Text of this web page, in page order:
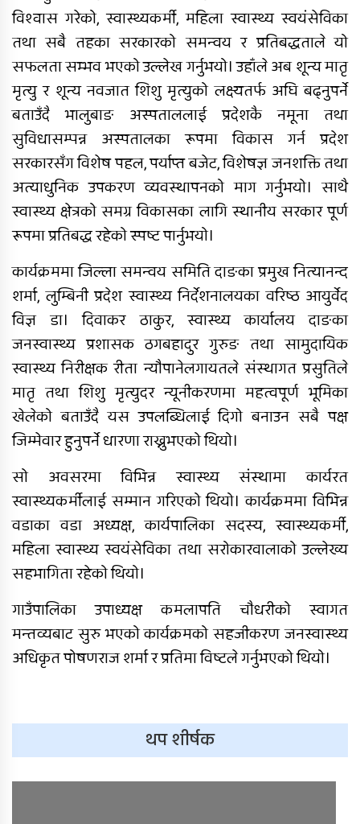
विश्वास गरेको, स्वास्थ्यकर्मी, महिला स्वास्थ्य स्वयंसेविका
तथा सबै तहका सरकारको समन्वय र प्रतिबद्धताले यो
सफलता सम्भव भएको उल्लेख गर्नुभयो। उहाँले अब शून्य मातृ
मृत्यु र शून्य नवजात शिशु मृत्युको लक्ष्यतर्फ अघि बढ्नुपर्ने
बताउँदै भालुबाङ अस्पताललाई प्रदेशकै नमूना तथा
सुविधासम्पन्न अस्पतालका रूपमा विकास गर्न प्रदेश
सरकारसँग विशेष पहल, पर्याप्त बजेट, विशेषज्ञ जनशक्ति तथा
अत्याधुनिक उपकरण व्यवस्थापनको माग गर्नुभयो। साथै
स्वास्थ्य क्षेत्रको समग्र विकासका लागि स्थानीय सरकार पूर्ण
रूपमा प्रतिबद्ध रहेको स्पष्ट पार्नुभयो।
कार्यक्रममा जिल्ला समन्वय समिति दाङका प्रमुख नित्यानन्द
शर्मा, लुम्बिनी प्रदेश स्वास्थ्य निर्देशनालयका वरिष्ठ आयुर्वेद
विज्ञ डा। दिवाकर ठाकुर, स्वास्थ्य कार्यालय दाङका
जनस्वास्थ्य प्रशासक ठगबहादुर गुरुङ तथा सामुदायिक
स्वास्थ्य निरीक्षक रीता न्यौपानेलगायतले संस्थागत प्रसुतिले
मातृ तथा शिशु मृत्युदर न्यूनीकरणमा महत्वपूर्ण भूमिका
खेलेको बताउँदै यस उपलब्धिलाई दिगो बनाउन सबै पक्ष
जिम्मेवार हुनुपर्ने धारणा राख्नुभएको थियो।
सो अवसरमा विभिन्न स्वास्थ्य संस्थामा कार्यरत
स्वास्थ्यकर्मीलाई सम्मान गरिएको थियो। कार्यक्रममा विभिन्न
वडाका वडा अध्यक्ष, कार्यपालिका सदस्य, स्वास्थ्यकर्मी,
महिला स्वास्थ्य स्वयंसेविका तथा सरोकारवालाको उल्लेख्य
सहभागिता रहेको थियो।
गाउँपालिका उपाध्यक्ष कमलापति चौधरीको स्वागत
मन्तव्यबाट सुरु भएको कार्यक्रमको सहजीकरण जनस्वास्थ्य
अधिकृत पोषणराज शर्मा र प्रतिमा विष्टले गर्नुभएको थियो।
थप शीर्षक